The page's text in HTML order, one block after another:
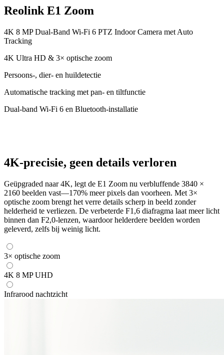
Reolink E1 Zoom
4K 8 MP Dual-Band Wi-Fi 6 PTZ Indoor Camera met Auto
Tracking
4K Ultra HD & 3× optische zoom
Persoons-, dier- en huildetectie
Automatische tracking met pan- en tiltfunctie
Dual-band Wi-Fi 6 en Bluetooth-installatie
4K-precisie, geen details verloren
Geüpgraded naar 4K, legt de E1 Zoom nu verbluffende 3840 ×
2160 beelden vast—170% meer pixels dan voorheen. Met 3×
optische zoom brengt het verre details scherp in beeld zonder
helderheid te verliezen. De verbeterde F1,6 diafragma laat meer licht
binnen dan F2,0-lenzen, waardoor helderdere beelden worden
geleverd, zelfs bij weinig licht.
3× optische zoom
4K 8 MP UHD
Infrarood nachtzicht